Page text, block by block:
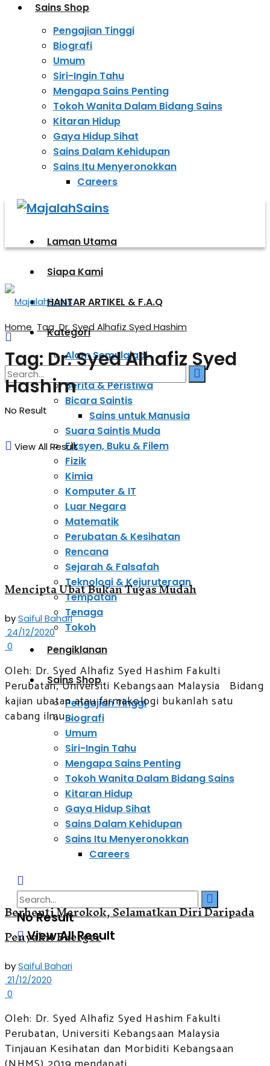
Sains Shop
Pengajian Tinggi
Biografi
Umum
Siri-Ingin Tahu
Mengapa Sains Penting
Tokoh Wanita Dalam Bidang Sains
Kitaran Hidup
Gaya Hidup Sihat
Sains Dalam Kehidupan
Sains Itu Menyeronokkan
Careers
Laman Utama
Siapa Kami
HANTAR ARTIKEL & F.A.Q
Kategori
Alam Semulajadi
Astronomi & Kosmologi
Berita & Peristiwa
Bicara Saintis
Sains untuk Manusia
Suara Saintis Muda
Fiksyen, Buku & Filem
Fizik
Kimia
Komputer & IT
Luar Negara
Matematik
Perubatan & Kesihatan
Rencana
Sejarah & Falsafah
Teknologi & Kejuruteraan
Tempatan
Tenaga
Tokoh
Pengiklanan
Sains Shop
Pengajian Tinggi
Biografi
Umum
Siri-Ingin Tahu
Mengapa Sains Penting
Tokoh Wanita Dalam Bidang Sains
Kitaran Hidup
Gaya Hidup Sihat
Sains Dalam Kehidupan
Sains Itu Menyeronokkan
Careers
No Result
View All Result
No Result
View All Result
Home Tag Dr. Syed Alhafiz Syed Hashim
Tag:Dr. Syed Alhafiz Syed
Hashim
Mencipta Ubat Bukan Tugas Mudah
bySaiful Bahari
24/12/2020
0
Oleh: Dr. Syed Alhafiz Syed Hashim Fakulti
Perubatan, Universiti Kebangsaan Malaysia Bidang
kajian ubatan atau farmakologi bukanlah satu
cabang ilmu ...
Berhenti Merokok, Selamatkan Diri Daripada
Penyakit Buerger
bySaiful Bahari
21/12/2020
0
Oleh: Dr. Syed Alhafiz Syed Hashim Fakulti
Perubatan, Universiti Kebangsaan Malaysia
Tinjauan Kesihatan dan Morbiditi Kebangsaan